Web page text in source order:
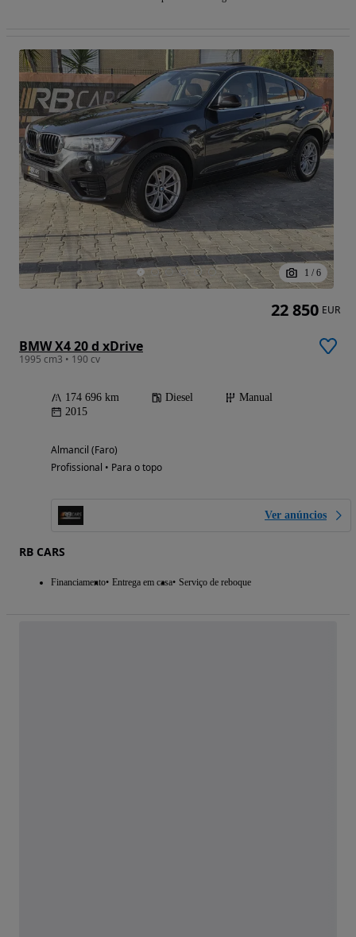
1 / 6
BMW X4 20 d xDrive
1995 cm3 • 190 cv
174 696 km Diesel
Manual
2015
Almancil (Faro)
Profissional • Para o topo
Ver anúncios
RB CARS
Financiamento Entrega em casa Serviço de reboque
22 850 EUR